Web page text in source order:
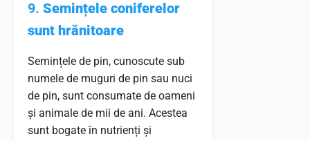
9. Semințele coniferelor
sunt hrănitoare
Semințele de pin, cunoscute sub
numele de muguri de pin sau nuci
de pin, sunt consumate de oameni
și animale de mii de ani. Acestea
sunt bogate în nutrienți și